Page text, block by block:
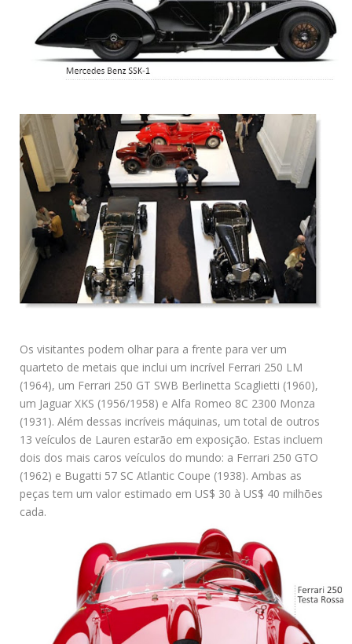
Os visitantes podem olhar para a frente para ver um
quarteto de metais que inclui um incrível Ferrari 250 LM
(1964), um Ferrari 250 GT SWB Berlinetta Scaglietti (1960),
um Jaguar XKS (1956/1958) e Alfa Romeo 8C 2300 Monza
(1931). Além dessas incríveis máquinas, um total de outros
13 veículos de Lauren estarão em exposição. Estas incluem
dois dos mais caros veículos do mundo: a Ferrari 250 GTO
(1962) e Bugatti 57 SC Atlantic Coupe (1938). Ambas as
peças tem um valor estimado em US$ 30 à US$ 40 milhões
cada.